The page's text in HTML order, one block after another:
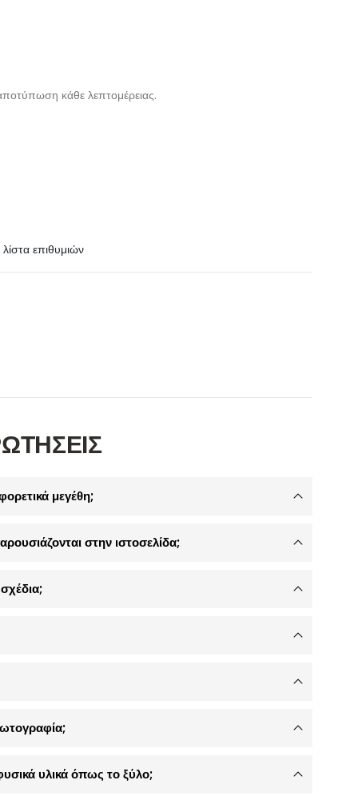
κάθε λεπτομέρειας.
επιθυμιών
μεγέθη;
στην ιστοσελίδα;
υλικά όπως το ξύλο;